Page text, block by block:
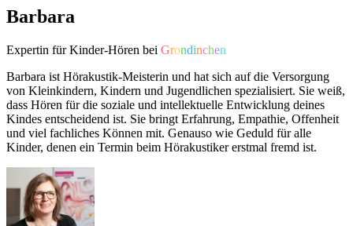
Barbara
Expertin für Kinder-Hören bei Grondinchen
Barbara ist Hörakustik-Meisterin und hat sich auf die Versorgung
von Kleinkindern, Kindern und Jugendlichen spezialisiert. Sie weiß,
dass Hören für die soziale und intellektuelle Entwicklung deines
Kindes entscheidend ist. Sie bringt Erfahrung, Empathie, Offenheit
und viel fachliches Können mit. Genauso wie Geduld für alle
Kinder, denen ein Termin beim Hörakustiker erstmal fremd ist.